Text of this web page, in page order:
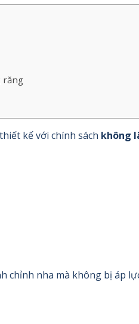
răng
kế với chính sách không
chỉnh nha mà không bị áp